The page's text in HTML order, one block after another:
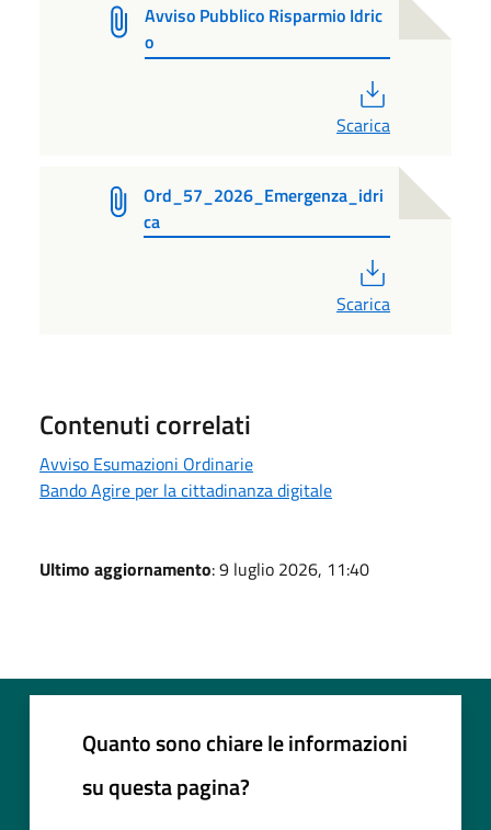
Avviso Pubblico Risparmio Idric
o
Scarica
Ord_57_2026_Emergenza_idri
ca
Scarica
Contenuti correlati
Avviso Esumazioni Ordinarie
Bando Agire per la cittadinanza digitale
Ultimo aggiornamento: 9 luglio 2026, 11:40
Quanto sono chiare le informazioni
su questa pagina?